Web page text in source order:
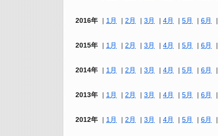
2016年 1月 2月 3月 4月 5月 6月
2015年 1月 2月 3月 4月 5月 6月
2014年 1月 2月 3月 4月 5月 6月
2013年 1月 2月 3月 4月 5月 6月
2012年 1月 2月 3月 4月 5月 6月